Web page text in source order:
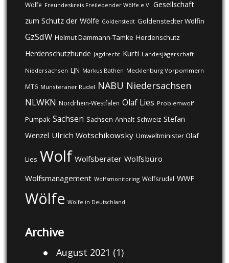
Wölfe Freundeskreis Freilebender Wölfe e.V. Gesellschaft
zum Schutz der Wölfe Goldenstedt Goldenstedter Wölfin
GzSdW Helmut Dammann-Tamke Herdenschutz
Herdenschutzhunde Jagdrecht Kurti Landesjägerschaft
Niedersachsen LJN Markus Bathen Mecklenburg Vorpommern
MT6 Munsteraner Rudel NABU Niedersachsen
NLWKN Nordrhein-Westfalen Olaf Lies Problemwolf
Pumpak Sachsen Sachsen-Anhalt Schweiz Stefan
Wenzel Ulrich Wotschikowsky Umweltminister Olaf
Lies Wolf Wolfsberater Wolfsbüro
Wolfsmanagement Wolfsmonitoring Wolfsrudel WWF
Wölfe Wölfe in Deutschland
Archive
August 2021 (1)